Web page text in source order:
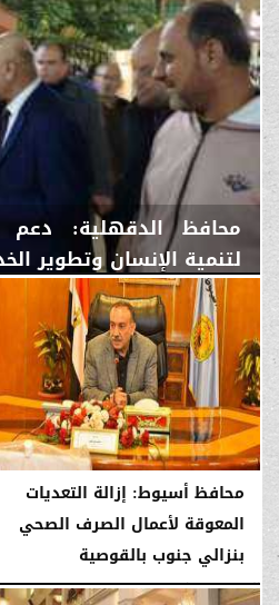
محافظ الدقهلية: دعم
لتنمية الإنسان وتطوير
الأحد، 11 يناير 2026 02:49 صـ
محافظ أسيوط: إزالة التعديات
المعوقة لأعمال الصرف الصحي
بنزالي جنوب بالقوصية
السبت، 10 يناير 2026 11:39 صـ